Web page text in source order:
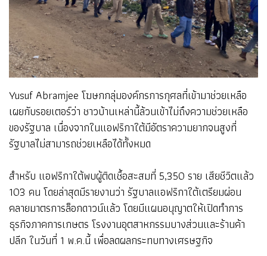
Yusuf Abramjee โฆษกกลุ่มองค์กรการกุศลที่เข้ามาช่วยเหลือ
เผยกับรอยเตอร์ว่า ชาวบ้านเหล่านี้ล้วนเข้าไม่ถึงความช่วยเหลือ
ของรัฐบาล เนื่องจากในแอฟริกาใต้มีอัตราความยากจนสูงที่
รัฐบาลไม่สามารถช่วยเหลือได้ทั้งหมด
สำหรับ แอฟริกาใต้พบผู้ติดเชื้อสะสมที่ 5,350 ราย เสียชีวิตแล้ว
103 คน โดยล่าสุดมีรายงานว่า รัฐบาลแอฟริกาใต้เตรียมผ่อน
คลายมาตรการล็อกดาวน์แล้ว โดยมีแผนอนุญาตให้เปิดทำการ
ธุรกิจภาคการเกษตร โรงงานอุตสาหกรรมบางส่วนและร้านค้า
ปลีก ในวันที่ 1 พ.ค.นี้ เพื่อลดผลกระทบทางเศรษฐกิจ